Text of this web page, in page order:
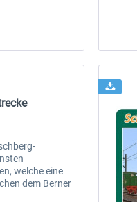
3,00 € *
welche eine
dem Berner